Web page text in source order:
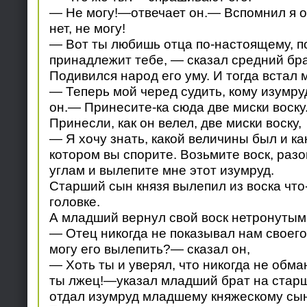
— Не могу!—отвечает он.— Вспомнил я
нет, не могу!
— Вот ты любишь отца по-настоящему,
принадлежит тебе, — сказал средний
Подивился народ его уму. И тогда встал
— Теперь мой черед судить, кому
он.— Принесите-ка сюда две миски
Принесли, как он велел, две миски воску,
— Я хочу знать, какой величины был и
котором вы спорите. Возьмите воск,
углам и вылепите мне этот изумруд.
Старший сын князя вылепил из воска
головке.
А младший вернул свой воск
— Отец никогда не показывал нам
могу его вылепить?— сказал он,
— Хоть ты и уверял, что никогда не
ты лжец!—указал младший брат на
отдал изумруд младшему княжескому